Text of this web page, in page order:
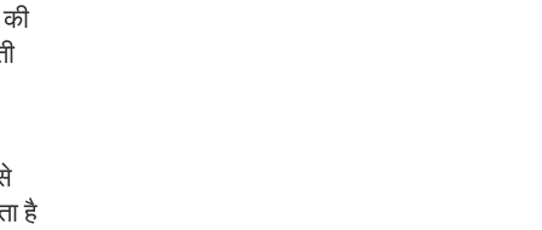
है